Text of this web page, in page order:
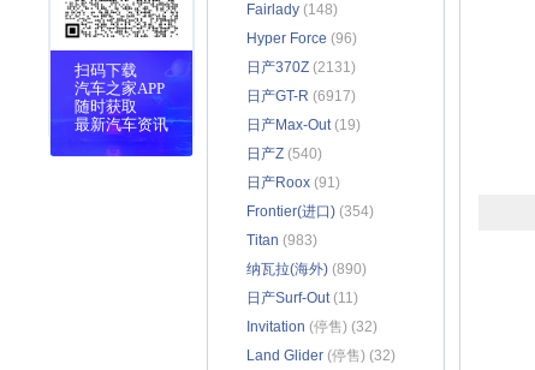
Fairlady (148)
Hyper Force (96)
日产370Z (2131)
日产GT-R (6917)
日产Max-Out(19)
日产Z (540)
日产Roox (91)
Frontier(进口) (354)
Titan (983)
纳瓦拉(海外) (890)
日产Surf-Out(11)
Invitation (停售) (32)
Land Glider (停售) (32)
扫码下载
汽车之家APP
随时获取
最新汽车资讯